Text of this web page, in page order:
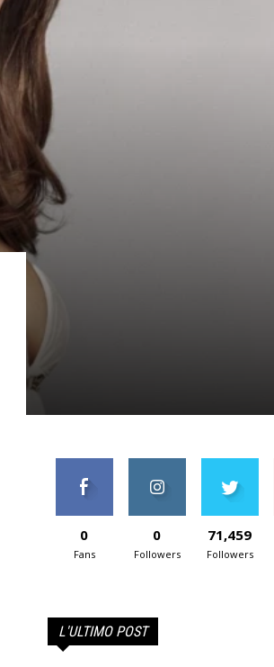
0
Fans
0
Followers
71,459
Followers
L'ULTIMO POST